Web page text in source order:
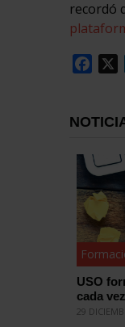
recordó
USO
cada
29